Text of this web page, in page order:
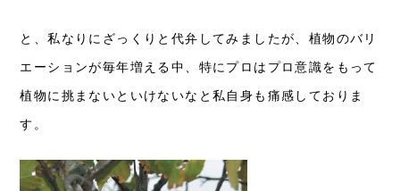
と、私なりにざっくりと代弁してみましたが、植物のバリ
エーションが毎年増える中、 特にプロはプロ意識をもって
植物に挑まないといけないなと私自身も痛感しておりま
す。